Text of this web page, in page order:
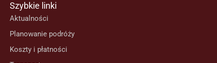
Szybkie linki
Aktualności
Planowanie podróży
Koszty i płatności